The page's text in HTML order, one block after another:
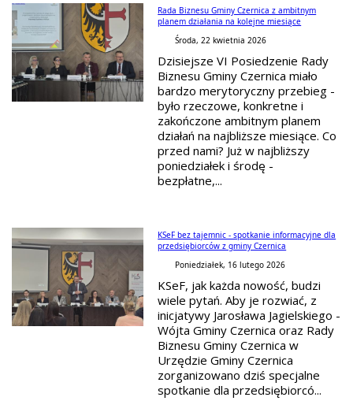
Rada Biznesu Gminy Czernica z ambitnym
planem działania na kolejne miesiące
Środa, 22 kwietnia 2026
Dzisiejsze VI Posiedzenie Rady
Biznesu Gminy Czernica miało
bardzo merytoryczny przebieg -
było rzeczowe, konkretne i
zakończone ambitnym planem
działań na najbliższe miesiące. Co
przed nami? Już w najbliższy
poniedziałek i środę -
bezpłatne,...
KSeF bez tajemnic - spotkanie informacyjne dla
przedsiębiorców z gminy Czernica
Poniedziałek, 16 lutego 2026
KSeF, jak każda nowość, budzi
wiele pytań. Aby je rozwiać, z
inicjatywy Jarosława Jagielskiego -
Wójta Gminy Czernica oraz Rady
Biznesu Gminy Czernica w
Urzędzie Gminy Czernica
zorganizowano dziś specjalne
spotkanie dla przedsiębiorcó...